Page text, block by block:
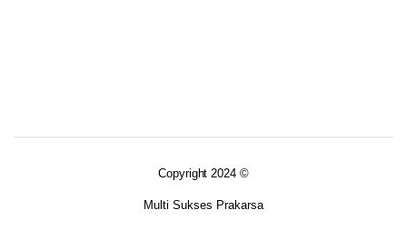
Copyright 2024 ©
Multi Sukses Prakarsa